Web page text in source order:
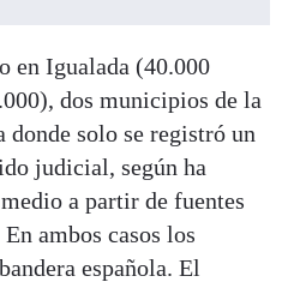
en Igualada (40.000
dos municipios de la
solo se registró un
judicial, según ha
a partir de fuentes
ambos casos los
española. El